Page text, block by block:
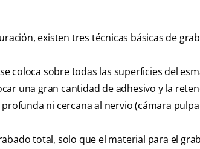
existen tres técnicas básicas de
coloca sobre todas las superficies del
una gran cantidad de adhesivo y la
ni cercana al nervio (cámara
total, solo que el material para el